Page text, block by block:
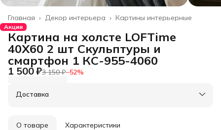
Картины интерьерные
Декор интерьера ›
Главная ›
Акция
Картина на холсте LOFTime
40Х60 2 шт Скульптуры и
смартфон 1 КС-955-4060
1 500 ₽3 150 ₽−52%
Доставка
О товаре Характеристики